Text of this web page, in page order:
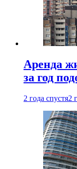
Аренда
за год
2 года спустя2